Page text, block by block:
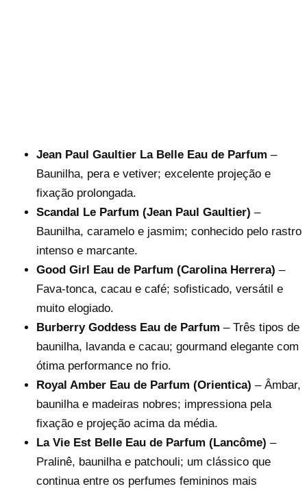
Jean Paul Gaultier La Belle Eau de Parfum –
Baunilha, pera e vetiver; excelente projeção e
fixação prolongada.
Scandal Le Parfum (Jean Paul Gaultier) –
Baunilha, caramelo e jasmim; conhecido pelo rastro
intenso e marcante.
Good Girl Eau de Parfum (Carolina Herrera) –
Fava-tonca, cacau e café; sofisticado, versátil e
muito elogiado.
Burberry Goddess Eau de Parfum – Três tipos de
baunilha, lavanda e cacau; gourmand elegante com
ótima performance no frio.
Royal Amber Eau de Parfum (Orientica) – Âmbar,
baunilha e madeiras nobres; impressiona pela
fixação e projeção acima da média.
La Vie Est Belle Eau de Parfum (Lancôme) –
Pralinê, baunilha e patchouli; um clássico que
continua entre os perfumes femininos mais